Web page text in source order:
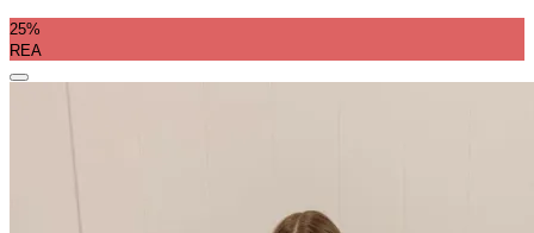
25%
REA